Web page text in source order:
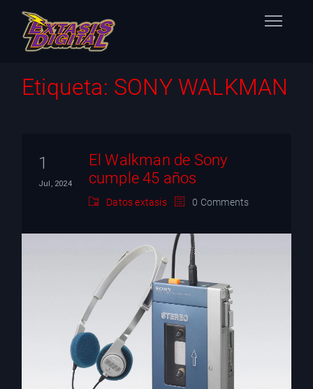
Contacto
IG
Etiqueta: SONY WALKMAN
1
Jul, 2024
El Walkman de Sony
cumple 45 años
Datos extasis 0 Comments